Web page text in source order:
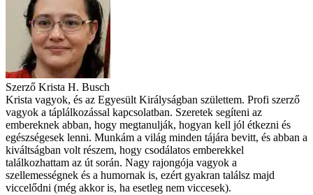
Szerző Krista H. Busch
Krista vagyok, és az Egyesült Királyságban születtem. Profi szerző
vagyok a táplálkozással kapcsolatban. Szeretek segíteni az
embereknek abban, hogy megtanulják, hogyan kell jól étkezni és
egészségesek lenni. Munkám a világ minden tájára bevitt, és abban a
kiváltságban volt részem, hogy csodálatos emberekkel
találkozhattam az út során. Nagy rajongója vagyok a
szellemességnek és a humornak is, ezért gyakran találsz majd
viccelődni (még akkor is, ha esetleg nem viccesek).